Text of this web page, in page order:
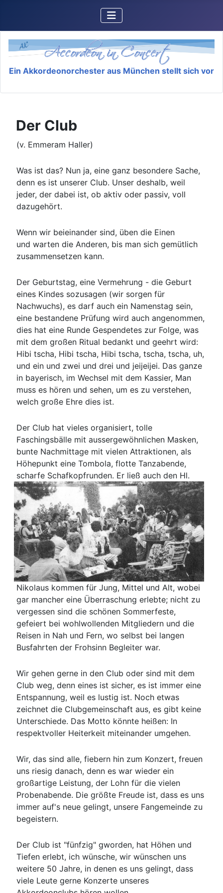
Ein Akkordeonorchester aus München stellt sich vor
Der Club
(v. Emmeram Haller)
Was ist das? Nun ja, eine ganz besondere Sache,
denn es ist unserer Club. Unser deshalb, weil
jeder, der dabei ist, ob aktiv oder passiv, voll
dazugehört.
Wenn wir beieinander sind, üben die Einen
und warten die Anderen, bis man sich gemütlich
zusammensetzen kann.
Der Geburtstag, eine Vermehrung - die Geburt
eines Kindes sozusagen (wir sorgen für
Nachwuchs), es darf auch ein Namenstag sein,
eine bestandene Prüfung wird auch angenommen,
dies hat eine Runde Gespendetes zur Folge, was
mit dem großen Ritual bedankt und geehrt wird:
Hibi tscha, Hibi tscha, Hibi tscha, tscha, tscha, uh,
und ein und zwei und drei und jeijeijei. Das ganze
in bayerisch, im Wechsel mit dem Kassier, Man
muss es hören und sehen, um es zu verstehen,
welch große Ehre dies ist.
Der Club hat vieles organisiert, tolle
Faschingsbälle mit aussergewöhnlichen Masken,
bunte Nachmittage mit vielen Attraktionen, als
Höhepunkt eine Tombola, flotte Tanzabende,
scharfe Schafkopfrunden. Er ließ auch den Hl.
Nikolaus kommen für Jung, Mittel und Alt, wobei
gar mancher eine Überraschung erlebte; nicht zu
vergessen sind die schönen Sommerfeste,
gefeiert bei wohlwollenden Mitgliedern und die
Reisen in Nah und Fern, wo selbst bei langen
Busfahrten der Frohsinn Begleiter war.
Wir gehen gerne in den Club oder sind mit dem
Club weg, denn eines ist sicher, es ist immer eine
Entspannung, weil es lustig ist. Noch etwas
zeichnet die Clubgemeinschaft aus, es gibt keine
Unterschiede. Das Motto könnte heißen: In
respektvoller Heiterkeit miteinander umgehen.
Wir, das sind alle, fiebern hin zum Konzert, freuen
uns riesig danach, denn es war wieder ein
großartige Leistung, der Lohn für die vielen
Probenabende. Die größte Freude ist, dass es uns
immer auf's neue gelingt, unsere Fangemeinde zu
begeistern.
Der Club ist "fünfzig" gworden, hat Höhen und
Tiefen erlebt, ich wünsche, wir wünschen uns
weitere 50 Jahre, in denen es uns gelingt, dass
viele Leute gerne Konzerte unseres